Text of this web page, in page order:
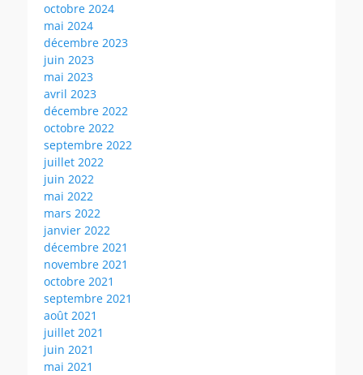
octobre 2024
mai 2024
décembre 2023
juin 2023
mai 2023
avril 2023
décembre 2022
octobre 2022
septembre 2022
juillet 2022
juin 2022
mai 2022
mars 2022
janvier 2022
décembre 2021
novembre 2021
octobre 2021
septembre 2021
août 2021
juillet 2021
juin 2021
mai 2021